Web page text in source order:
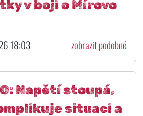
v boji o Mírovo
18:03 zobrazit podobné
Napětí stoupá,
situaci a